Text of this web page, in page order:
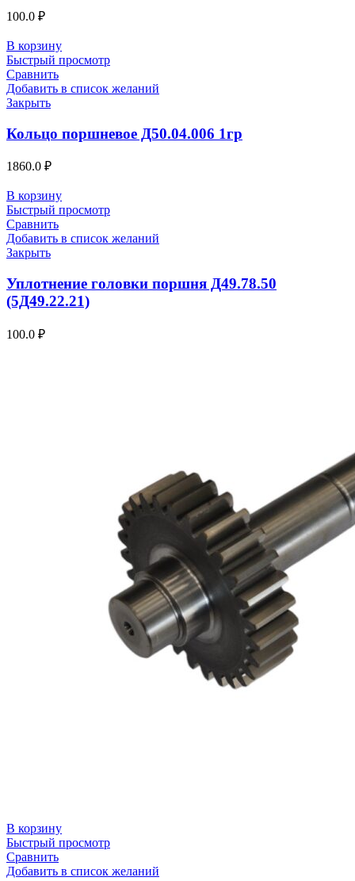
100.0 ₽
В корзину
Быстрый просмотр
Сравнить
Добавить в список желаний
Закрыть
Кольцо поршневое Д50.04.006 1гр
1860.0 ₽
В корзину
Быстрый просмотр
Сравнить
Добавить в список желаний
Закрыть
Уплотнение головки поршня Д49.78.50
(5Д49.22.21)
100.0 ₽
В корзину
Быстрый просмотр
Сравнить
Добавить в список желаний